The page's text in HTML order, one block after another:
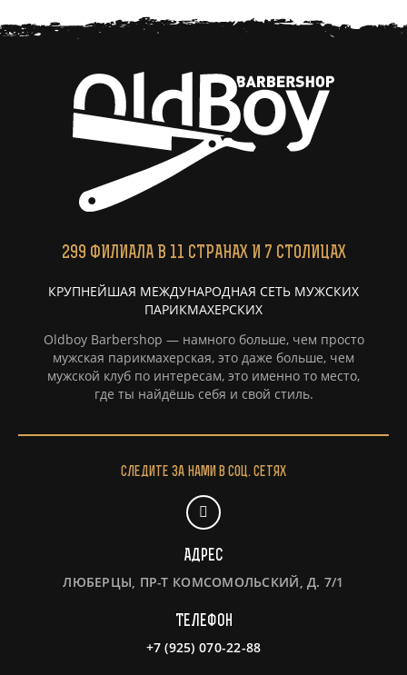
299 ФИЛИАЛАВ 11 СТРАНАХ И 7 СТОЛИЦАХ
КРУПНЕЙШАЯ МЕЖДУНАРОДНАЯ СЕТЬ МУЖСКИХ
ПАРИКМАХЕРСКИХ
Oldboy Barbershop — намного больше, чем просто
мужская парикмахерская, это даже больше, чем
мужской клуб по интересам, это именно то место,
где ты найдёшь себя и свой стиль.
Следите за нами в соц. сетях
Адрес
ЛЮБЕРЦЫ, ПР-Т КОМСОМОЛЬСКИЙ, Д. 7/1
Телефон
+7 (925) 070-22-88